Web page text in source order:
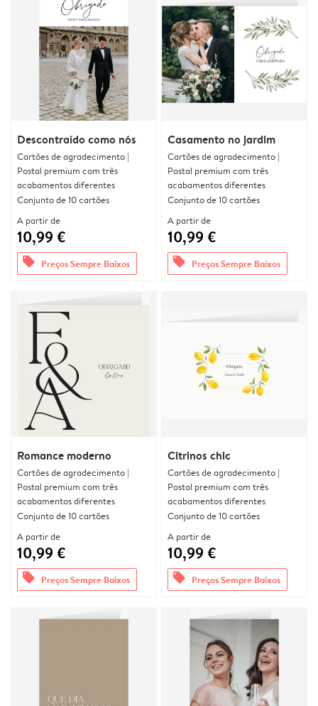
Descontraído como nós
Cartões de agradecimento |
Postal premium com três
acabamentos diferentes
Conjunto de 10 cartões
A partir de
10,99 €
offers Preços Sempre Baixos
Casamento no jardim
Cartões de agradecimento |
Postal premium com três
acabamentos diferentes
Conjunto de 10 cartões
A partir de
10,99 €
offers Preços Sempre Baixos
Romance moderno
Cartões de agradecimento |
Postal premium com três
acabamentos diferentes
Conjunto de 10 cartões
A partir de
10,99 €
offers Preços Sempre Baixos
Citrinos chic
Cartões de agradecimento |
Postal premium com três
acabamentos diferentes
Conjunto de 10 cartões
A partir de
10,99 €
offers Preços Sempre Baixos